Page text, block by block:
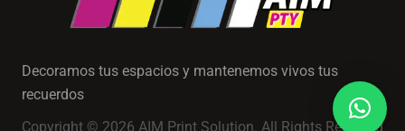
Decoramos tus espacios y mantenemos vivos tus
recuerdos
Copyright © 2026 AIM Print Solution. All Rights Reserved